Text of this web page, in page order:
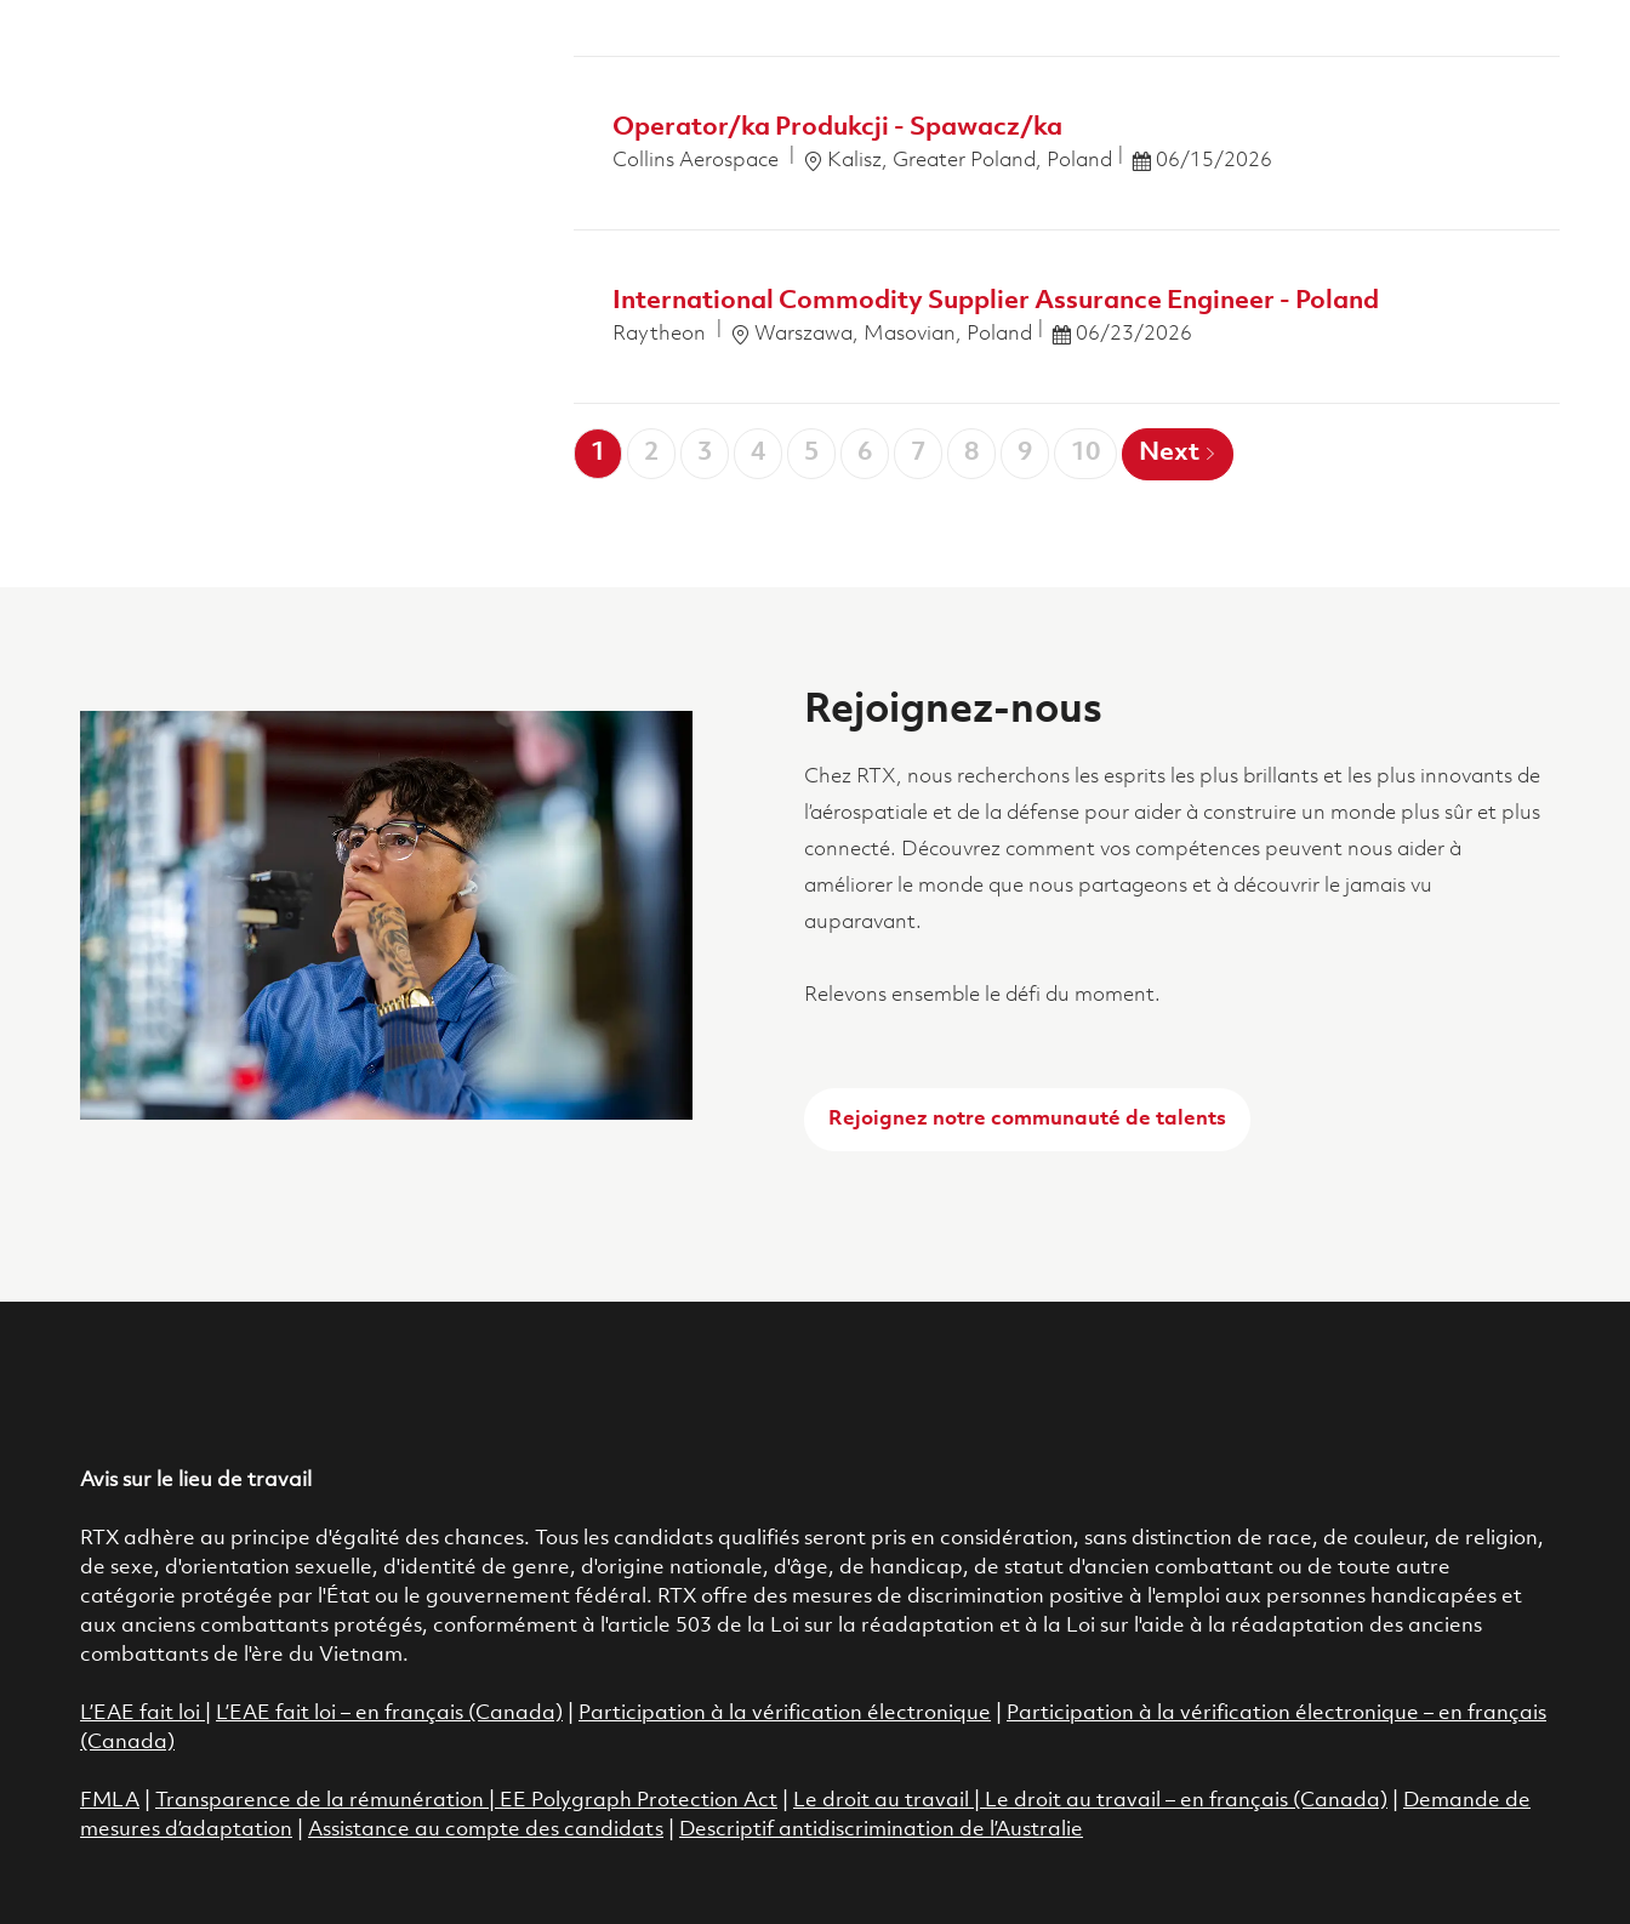
Operator/ka Produkcji - Spawacz/ka
Collins Aerospace Emplacement
Kalisz, Greater Poland, Poland Posted Date
06/15/2026
International Commodity Supplier Assurance Engineer - Poland
Raytheon Emplacement
Warszawa, Masovian, Poland Posted Date
06/23/2026
1 2 3 4 5 6 7 8 9 10 Next
Rejoignez-nous
Chez RTX, nous recherchons les esprits les plus brillants et les plus innovants de
l’aérospatiale et de la défense pour aider à construire un monde plus sûr et plus
connecté. Découvrez comment vos compétences peuvent nous aider à
améliorer le monde que nous partageons et à découvrir le jamais vu
auparavant.
Relevons ensemble le défi du moment.
Rejoignez notre communauté de talents
Avis sur le lieu de travail
RTX adhère au principe d'égalité des chances. Tous les candidats qualifiés seront pris en considération, sans distinction de race, de couleur, de religion,
de sexe, d'orientation sexuelle, d'identité de genre, d'origine nationale, d'âge, de handicap, de statut d'ancien combattant ou de toute autre
catégorie protégée par l'État ou le gouvernement fédéral. RTX offre des mesures de discrimination positive à l'emploi aux personnes handicapées et
aux anciens combattants protégés, conformément à l'article 503 de la Loi sur la réadaptation et à la Loi sur l'aide à la réadaptation des anciens
combattants de l'ère du Vietnam.
L’EAE fait loi L’EAE fait loi – en français (Canada) Participation à la vérification électronique
Participation à la vérification électronique – en français
(Canada)
FMLA Transparence de la rémunération | EE Polygraph Protection Act Le droit au travail Le droit au travail – en français (Canada)
Demande de
mesures d’adaptation
Assistance au compte des candidats Descriptif antidiscrimination de l’Australie